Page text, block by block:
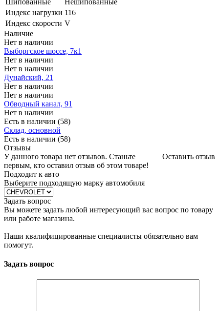
Шипованные
Нешипованные
Индекс нагрузки 116
Индекс скорости V
Наличие
Нет в наличии
Выборгское шоссе, 7к1
Нет в наличии
Нет в наличии
Дунайский, 21
Нет в наличии
Нет в наличии
Обводный канал, 91
Нет в наличии
Есть в наличии (58)
Склад, основной
Есть в наличии (58)
Отзывы
Оставить отзыв
У данного товара нет отзывов. Станьте
первым, кто оставил отзыв об этом товаре!
Подходит к авто
Выберите подходящую марку автомобиля
Задать вопрос
Вы можете задать любой интересующий вас вопрос по товару
или работе магазина.
Наши квалифицированные специалисты обязательно вам
помогут.
Задать вопрос